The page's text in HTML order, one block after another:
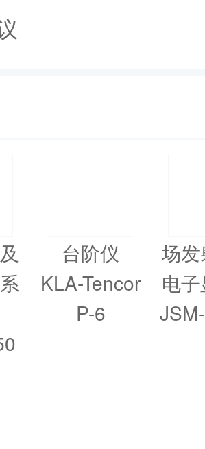
台阶仪
KLA-Tencor
P-6
场
电